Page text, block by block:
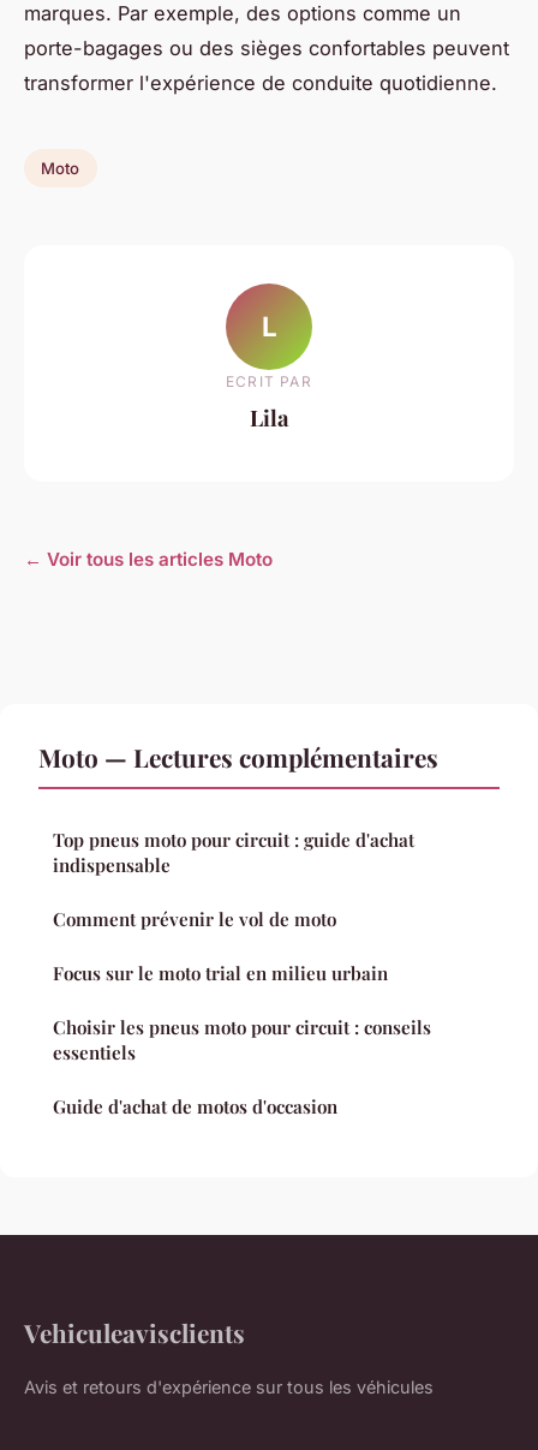
marques. Par exemple, des options comme un
porte-bagages ou des sièges confortables peuvent
transformer l'expérience de conduite quotidienne.
Moto
L
ECRIT PAR
Lila
← Voir tous les articles Moto
Moto — Lectures complémentaires
Top pneus moto pour circuit : guide d'achat
indispensable
Comment prévenir le vol de moto
Focus sur le moto trial en milieu urbain
Choisir les pneus moto pour circuit : conseils
essentiels
Guide d'achat de motos d'occasion
Vehiculeavisclients
Avis et retours d'expérience sur tous les véhicules